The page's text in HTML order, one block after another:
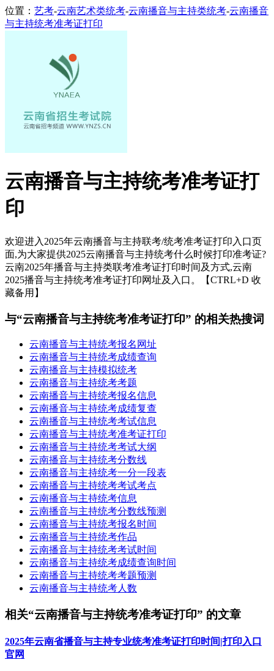
位置： 艺考-云南艺术类统考-云南播音与主持类统考-云南播音
与主持统考准考证打印
云南播音与主持统考准考证打
印
欢迎进入2025年云南播音与主持联考/统考准考证打印入口页
面,为大家提供2025云南播音与主持统考什么时候打印准考证?
云南2025年播音与主持类联考准考证打印时间及方式,云南
2025播音与主持统考准考证打印网址及入口。【CTRL+D 收
藏备用】
与“云南播音与主持统考准考证打印” 的相关热搜词
云南播音与主持统考报名网址
云南播音与主持统考成绩查询
云南播音与主持模拟统考
云南播音与主持统考考题
云南播音与主持统考报名信息
云南播音与主持统考成绩复查
云南播音与主持统考考试信息
云南播音与主持统考准考证打印
云南播音与主持统考考试大纲
云南播音与主持统考分数线
云南播音与主持统考一分一段表
云南播音与主持统考考试考点
云南播音与主持统考信息
云南播音与主持统考分数线预测
云南播音与主持统考报名时间
云南播音与主持统考作品
云南播音与主持统考考试时间
云南播音与主持统考成绩查询时间
云南播音与主持统考考题预测
云南播音与主持统考人数
相关“云南播音与主持统考准考证打印” 的文章
2025年云南省播音与主持专业统考准考证打印时间|打印入口
官网